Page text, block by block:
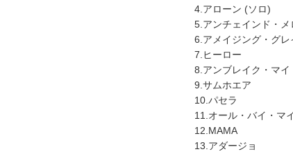
4.アローン (ソロ)
5.アンチェインド・
6.アメイジング・グレ
7.ヒーロー
8.アンブレイク・マ
9.サムホエア
10.パセラ
11.オール・バイ・マ
12.MAMA
13.アダージョ